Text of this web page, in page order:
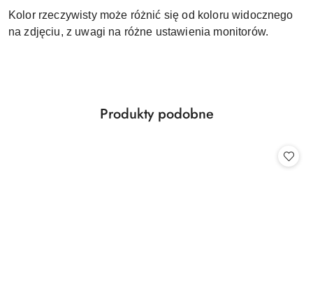
Kolor rzeczywisty może różnić się od koloru widocznego
na zdjęciu, z uwagi na różne ustawienia monitorów.
Pomiń karuzelę produktów
Produkty
Produkty podobne